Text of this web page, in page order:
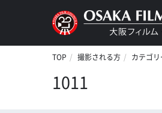
TOP 撮影される方 カテゴリ
1011